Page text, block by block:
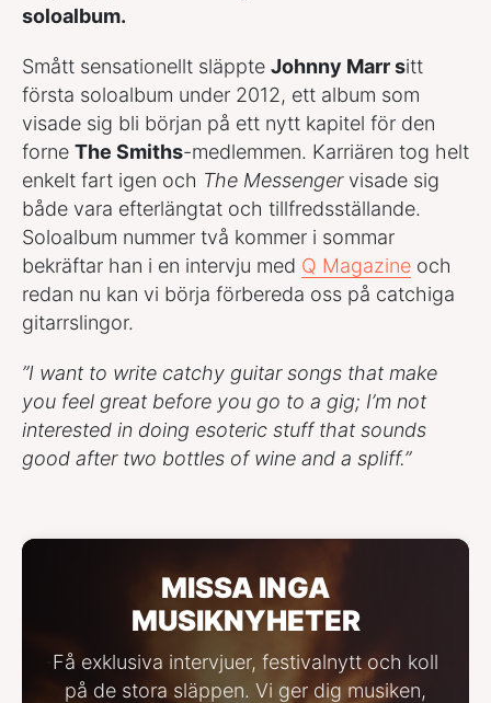
soloalbum.
Smått sensationellt släppte Johnny Marr sitt
första soloalbum under 2012, ett album som
visade sig bli början på ett nytt kapitel för den
forne The Smiths-medlemmen. Karriären tog helt
enkelt fart igen och The Messengervisade sig
både vara efterlängtat och tillfredsställande.
Soloalbum nummer två kommer i sommar
bekräftar han i en intervju med Q Magazine och
redan nu kan vi börja förbereda oss på catchiga
gitarrslingor.
”I want to write catchy guitar songs that make
you feel great before you go to a gig; I’m not
interested in doing esoteric stuff that sounds
good after two bottles of wine and a spliff.”
MISSA INGA
MUSIKNYHETER
Få exklusiva intervjuer, festivalnytt och koll
på de stora släppen. Vi ger dig musiken,